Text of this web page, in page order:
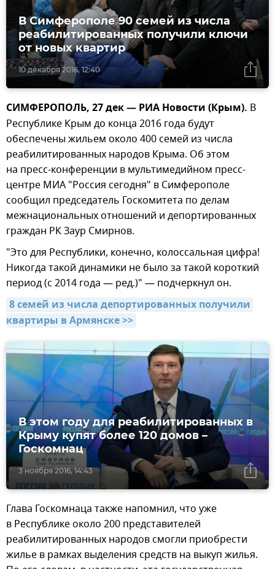
10 декабря 2016, 12:40
В Симферополе 90 семей из числа
реабилитированных получили ключи
от новых квартир
СИМФЕРОПОЛЬ, 27 дек — РИА Новости (Крым). В
Республике Крым до конца 2016 года будут
обеспечены жильем около 400 семей из числа
реабилитированных народов Крыма. Об этом
на пресс-конференции в мультимедийном пресс-
центре МИА "Россия сегодня" в Симферополе
сообщил председатель Госкомитета по делам
межнациональных отношений и депортированных
граждан РК Заур Смирнов.
"Это для Республики, конечно, колоссальная цифра!
Никогда такой динамики не было за такой короткий
период (с 2014 года — ред.)" — подчеркнул он.
8 семей из числа депортированных получили
квартиры в Армянске >>
3 ноября 2016, 14:43
В этом году для реабилитированных в
Крыму купят более 120 домов –
Госкомнац
Глава Госкомнаца также напомнил, что уже
в Республике около 200 представителей
реабилитированных народов смогли приобрести
жилье в рамках выделения средств на выкуп жилья.